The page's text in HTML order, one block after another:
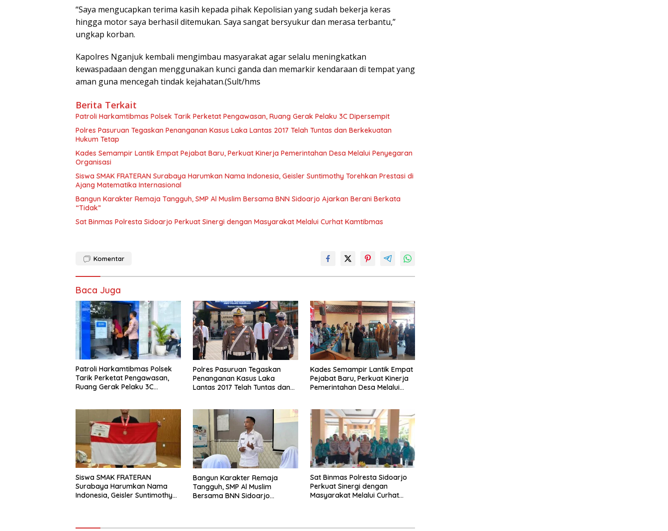
“Saya mengucapkan terima kasih kepada pihak Kepolisian yang sudah bekerja keras
hingga motor saya berhasil ditemukan. Saya sangat bersyukur dan merasa terbantu,”
ungkap korban.
Kapolres Nganjuk kembali mengimbau masyarakat agar selalu meningkatkan
kewaspadaan dengan menggunakan kunci ganda dan memarkir kendaraan di tempat yang
aman guna mencegah tindak kejahatan.(Sult/hms
Berita Terkait
Patroli Harkamtibmas Polsek Tarik Perketat Pengawasan, Ruang Gerak Pelaku 3C Dipersempit
Polres Pasuruan Tegaskan Penanganan Kasus Laka Lantas 2017 Telah Tuntas dan Berkekuatan
Hukum Tetap
Kades Semampir Lantik Empat Pejabat Baru, Perkuat Kinerja Pemerintahan Desa Melalui Penyegaran
Organisasi
Siswa SMAK FRATERAN Surabaya Harumkan Nama Indonesia, Geisler Suntimothy Torehkan Prestasi di
Ajang Matematika Internasional
Bangun Karakter Remaja Tangguh, SMP Al Muslim Bersama BNN Sidoarjo Ajarkan Berani Berkata
“Tidak”
Sat Binmas Polresta Sidoarjo Perkuat Sinergi dengan Masyarakat Melalui Curhat Kamtibmas
Komentar
Baca Juga
Patroli Harkamtibmas Polsek
Tarik Perketat Pengawasan,
Ruang Gerak Pelaku 3C
Polres Pasuruan Tegaskan
Penanganan Kasus Laka
Lantas 2017 Telah Tuntas dan
Kades Semampir Lantik Empat
Pejabat Baru, Perkuat Kinerja
Pemerintahan Desa Melalui
Siswa SMAK FRATERAN
Surabaya Harumkan Nama
Indonesia, Geisler Suntimothy
Bangun Karakter Remaja
Tangguh, SMP Al Muslim
Bersama BNN Sidoarjo
Sat Binmas Polresta Sidoarjo
Perkuat Sinergi dengan
Masyarakat Melalui Curhat